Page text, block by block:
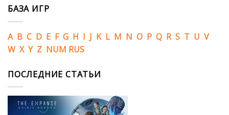
БАЗА ИГР
A B C D E F G H I J K L M N O P Q R S T U V
W X Y Z NUM RUS
ПОСЛЕДНИЕ СТАТЬИ